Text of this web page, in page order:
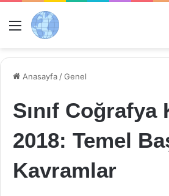
Menü
Anasayfa /Genel
Sınıf Coğrafya
2018: Temel
Kavramlar